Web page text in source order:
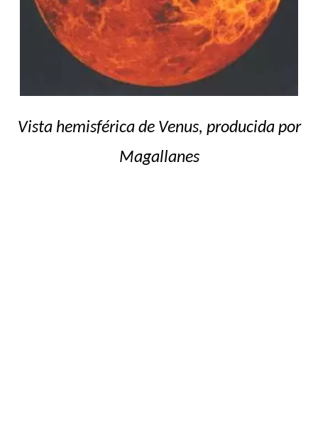
Vista hemisférica de Venus, producida por
Magallanes